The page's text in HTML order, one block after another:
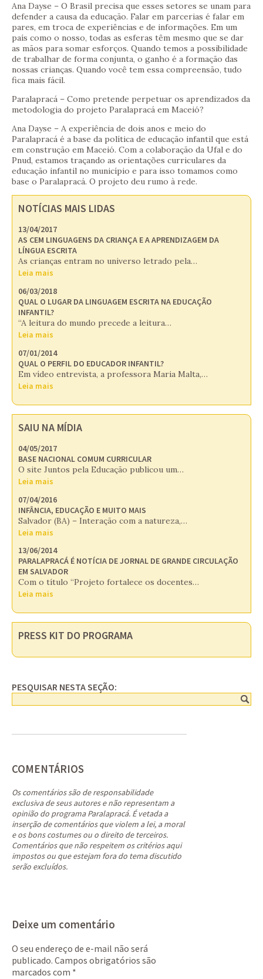
Ana Dayse – O Brasil precisa que esses setores se unam para
defender a causa da educação. Falar em parcerias é falar em
pares, em troca de experiências e de informações. Em um
país como o nosso, todas as esferas têm mesmo que se dar
as mãos para somar esforços. Quando temos a possibilidade
de trabalhar de forma conjunta, o ganho é a formação das
nossas crianças. Quando você tem essa compreensão, tudo
fica mais fácil.
Paralapracá – Como pretende perpetuar os aprendizados da
metodologia do projeto Paralapracá em Maceió?
Ana Dayse – A experiência de dois anos e meio do
Paralapracá é a base da política de educação infantil que está
em construção em Maceió. Com a colaboração da Ufal e do
Pnud, estamos traçando as orientações curriculares da
educação infantil no município e para isso tomamos como
base o Paralapracá. O projeto deu rumo à rede.
NOTÍCIAS MAIS LIDAS
13/04/2017
AS CEM LINGUAGENS DA CRIANÇA E A APRENDIZAGEM DA
LÍNGUA ESCRITA
As crianças entram no universo letrado pela…
Leia mais
06/03/2018
QUAL O LUGAR DA LINGUAGEM ESCRITA NA EDUCAÇÃO
INFANTIL?
“A leitura do mundo precede a leitura…
Leia mais
07/01/2014
QUAL O PERFIL DO EDUCADOR INFANTIL?
Em vídeo entrevista, a professora Maria Malta,…
Leia mais
SAIU NA MÍDIA
04/05/2017
BASE NACIONAL COMUM CURRICULAR
O site Juntos pela Educação publicou um…
Leia mais
07/04/2016
INFÂNCIA, EDUCAÇÃO E MUITO MAIS
Salvador (BA) – Interação com a natureza,…
Leia mais
13/06/2014
PARALAPRACÁ É NOTÍCIA DE JORNAL DE GRANDE CIRCULAÇÃO
EM SALVADOR
Com o título “Projeto fortalece os docentes…
Leia mais
PRESS KIT DO PROGRAMA
PESQUISAR NESTA SEÇÃO:
COMENTÁRIOS
Os comentários são de responsabilidade
exclusiva de seus autores e não representam a
opinião do programa Paralapracá. É vetada a
inserção de comentários que violem a lei, a moral
e os bons costumes ou o direito de terceiros.
Comentários que não respeitem os critérios aqui
impostos ou que estejam fora do tema discutido
serão excluídos.
Deixe um comentário
O seu endereço de e-mail não será
publicado. Campos obrigatórios são
marcados com *